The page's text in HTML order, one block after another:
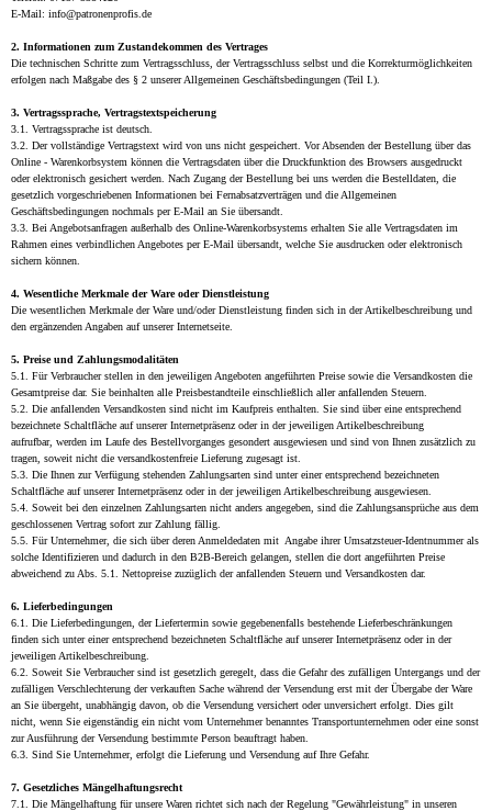
E-Mail: info@patronenprofis.de
2. Informationen zum Zustandekommen des Vertrages
Die technischen Schritte zum Vertragsschluss, der Vertragsschluss selbst und die Korrekturmöglichkeiten
erfolgen nach Maßgabe des § 2 unserer Allgemeinen Geschäftsbedingungen (Teil I.).
3. Vertragssprache, Vertragstextspeicherung
3.1. Vertragssprache ist deutsch.
3.2. Der vollständige Vertragstext wird von uns nicht gespeichert. Vor Absenden der Bestellung über das
Online - Warenkorbsystem können die Vertragsdaten über die Druckfunktion des Browsers ausgedruckt
oder elektronisch gesichert werden. Nach Zugang der Bestellung bei uns werden die Bestelldaten, die
gesetzlich vorgeschriebenen Informationen bei Fernabsatzverträgen und die Allgemeinen
Geschäftsbedingungen nochmals per E-Mail an Sie übersandt.
3.3. Bei Angebotsanfragen außerhalb des Online-Warenkorbsystems erhalten Sie alle Vertragsdaten im
Rahmen eines verbindlichen Angebotes per E-Mail übersandt, welche Sie ausdrucken oder elektronisch
sichern können.
4. Wesentliche Merkmale der Ware oder Dienstleistung
Die wesentlichen Merkmale der Ware und/oder Dienstleistung finden sich in der Artikelbeschreibung und
den ergänzenden Angaben auf unserer Internetseite.
5. Preise und Zahlungsmodalitäten
5.1. Für Verbraucher stellen in den jeweiligen Angeboten angeführten Preise sowie die Versandkosten die
Gesamtpreise dar. Sie beinhalten alle Preisbestandteile einschließlich aller anfallenden Steuern.
5.2. Die anfallenden Versandkosten sind nicht im Kaufpreis enthalten. Sie sind über eine entsprechend
bezeichnete Schaltfläche auf unserer Internetpräsenz oder in der jeweiligen Artikelbeschreibung
aufrufbar, werden im Laufe des Bestellvorganges gesondert ausgewiesen und sind von Ihnen zusätzlich zu
tragen, soweit nicht die versandkostenfreie Lieferung zugesagt ist.
5.3. Die Ihnen zur Verfügung stehenden Zahlungsarten sind unter einer entsprechend bezeichneten
Schaltfläche auf unserer Internetpräsenz oder in der jeweiligen Artikelbeschreibung ausgewiesen.
5.4. Soweit bei den einzelnen Zahlungsarten nicht anders angegeben, sind die Zahlungsansprüche aus dem
geschlossenen Vertrag sofort zur Zahlung fällig.
5.5. Für Unternehmer, die sich über deren Anmeldedaten mit Angabe ihrer Umsatzsteuer-Identnummer als
solche Identifizieren und dadurch in den B2B-Bereich gelangen, stellen die dort angeführten Preise
abweichend zu Abs. 5.1. Nettopreise zuzüglich der anfallenden Steuern und Versandkosten dar.
6. Lieferbedingungen
6.1. Die Lieferbedingungen, der Liefertermin sowie gegebenenfalls bestehende Lieferbeschränkungen
finden sich unter einer entsprechend bezeichneten Schaltfläche auf unserer Internetpräsenz oder in der
jeweiligen Artikelbeschreibung.
6.2. Soweit Sie Verbraucher sind ist gesetzlich geregelt, dass die Gefahr des zufälligen Untergangs und der
zufälligen Verschlechterung der verkauften Sache während der Versendung erst mit der Übergabe der Ware
an Sie übergeht, unabhängig davon, ob die Versendung versichert oder unversichert erfolgt. Dies gilt
nicht, wenn Sie eigenständig ein nicht vom Unternehmer benanntes Transportunternehmen oder eine sonst
zur Ausführung der Versendung bestimmte Person beauftragt haben.
6.3. Sind Sie Unternehmer, erfolgt die Lieferung und Versendung auf Ihre Gefahr.
7. Gesetzliches Mängelhaftungsrecht
7.1. Die Mängelhaftung für unsere Waren richtet sich nach der Regelung "Gewährleistung" in unseren